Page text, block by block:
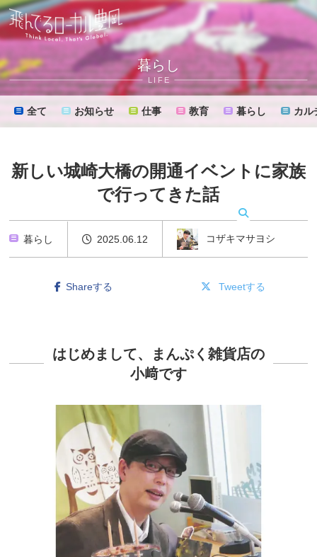
暮らし
LIFE
全て お知らせ 仕事 教育 暮らし カル
新しい城崎大橋の開通イベントに家族
で行ってきた話
暮らし 2025.06.12 コザキマサヨシ
Shareする Tweetする
はじめまして、まんぷく雑貨店の
小﨑です